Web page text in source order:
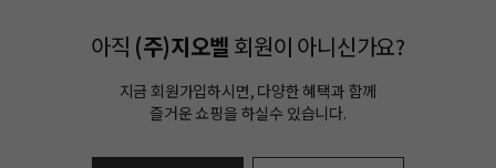
아직 (주)지오벨 회원이 아니신가요?
지금 회원가입하시면, 다양한 혜택과 함께
즐거운 쇼핑을 하실수 있습니다.